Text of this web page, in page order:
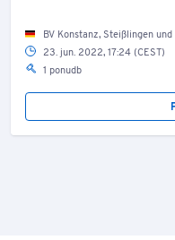
BV Konstanz, Steißlingen und
23. jun. 2022, 17:24 (CEST)
1 ponudb